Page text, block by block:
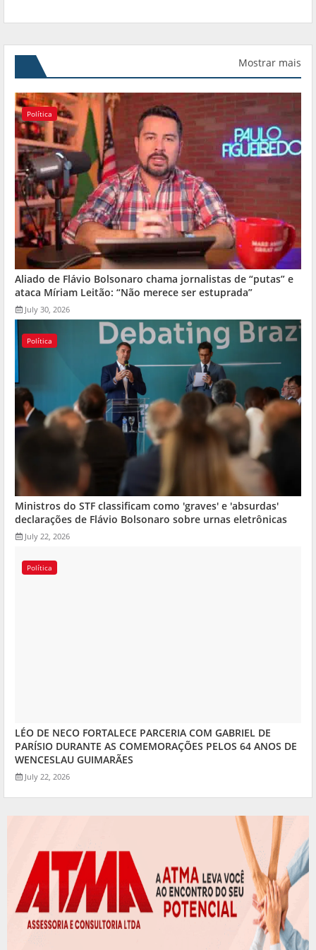
Mostrar mais
Política
Aliado de Flávio Bolsonaro chama jornalistas de “putas” e
ataca Míriam Leitão: “Não merece ser estuprada”
July 30, 2026
Política
Ministros do STF classificam como 'graves' e 'absurdas'
declarações de Flávio Bolsonaro sobre urnas eletrônicas
July 22, 2026
Política
LÉO DE NECO FORTALECE PARCERIA COM GABRIEL DE
PARÍSIO DURANTE AS COMEMORAÇÕES PELOS 64 ANOS DE
WENCESLAU GUIMARÃES
July 22, 2026